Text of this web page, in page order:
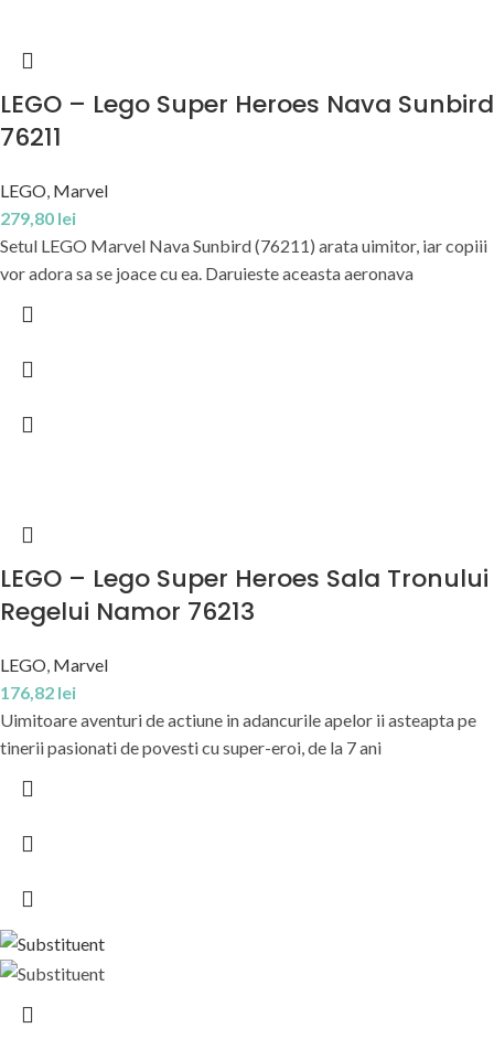
LEGO – Lego Super Heroes Nava Sunbird
76211
LEGO, Marvel
279,80 lei
Setul LEGO Marvel Nava Sunbird (76211) arata uimitor, iar copiii
vor adora sa se joace cu ea. Daruieste aceasta aeronava
LEGO – Lego Super Heroes Sala Tronului
Regelui Namor 76213
LEGO, Marvel
176,82 lei
Uimitoare aventuri de actiune in adancurile apelor ii asteapta pe
tinerii pasionati de povesti cu super-eroi, de la 7 ani